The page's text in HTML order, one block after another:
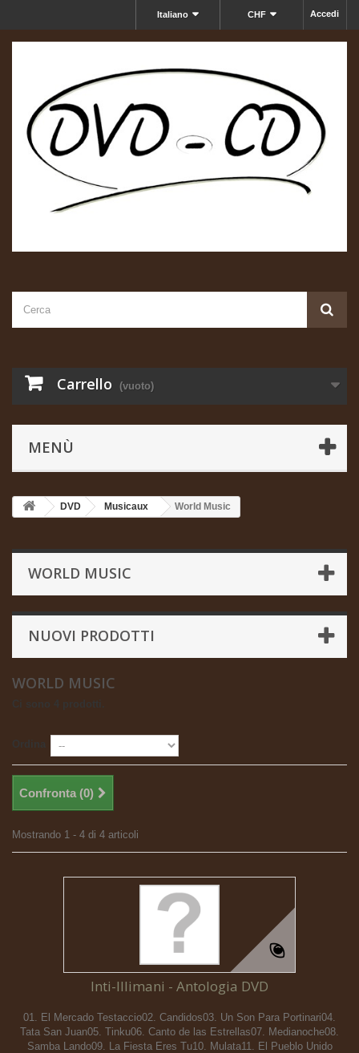
Accedi
CHF
Italiano
Carrello (vuoto)
MENÙ
DVD Musicaux World Music
WORLD MUSIC
NUOVI PRODOTTI
WORLD MUSIC
Confronta (0)
Mostrando 1 - 4 di 4 articoli
Inti-Illimani - Antologia DVD
01. El Mercado Testaccio02. Candidos03. Un Son Para Portinari04.
Tata San Juan05. Tinku06. Canto de las Estrellas07. Medianoche08.
Samba Lando09. La Fiesta Eres Tu10. Mulata11. El Pueblo Unido